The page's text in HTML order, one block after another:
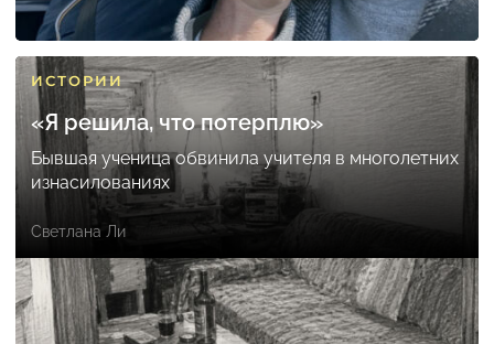
ИСТОРИИ
«Я решила, что потерплю»
Бывшая ученица обвинила учителя в многолетних
изнасилованиях
Светлана Ли